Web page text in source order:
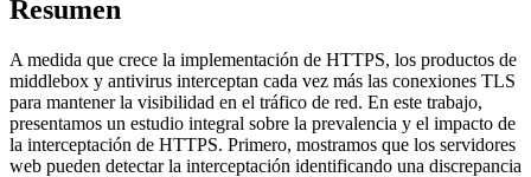
Resumen
A medida que crece la implementación de HTTPS, los productos de
middlebox y antivirus interceptan cada vez más las conexiones TLS
para mantener la visibilidad en el tráfico de red. En este trabajo,
presentamos un estudio integral sobre la prevalencia y el impacto de
la interceptación de HTTPS. Primero, mostramos que los servidores
web pueden detectar la interceptación identificando una discrepancia